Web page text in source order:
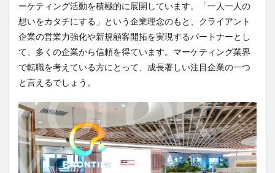
均と
中央
値
2.2
年収
に影
響す
因
3
フロ
ンテ
ィア
株式
ーケティング活動を積極的に展開しています。「一人一人の
想いをカタチにする」という企業理念のもと、クライアント
企業の営業力強化や新規顧客開拓を実現するパートナーとし
て、多くの企業から信頼を得ています。マーケティング業界
で転職を考えている方にとって、成長著しい注目企業の一つ
と言えるでしょう。